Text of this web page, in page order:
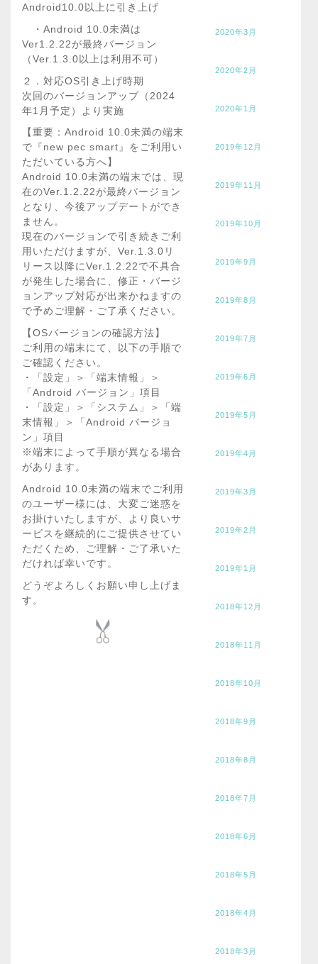
Android10.0以上に引き上げ
・Android 10.0未満は
Ver1.2.22が最終バージョン
（Ver.1.3.0以上は利用不可）
２．対応OS引き上げ時期
次回のバージョンアップ（2024
年1月予定）より実施
【重要：Android 10.0未満の端末
で『new pec smart』をご利用い
ただいている方へ】
Android 10.0未満の端末では、現
在のVer.1.2.22が最終バージョン
となり、今後アップデートができ
ません。
現在のバージョンで引き続きご利
用いただけますが、Ver.1.3.0リ
リース以降にVer.1.2.22で不具合
が発生した場合に、修正・バージ
ョンアップ対応が出来かねますの
で予めご理解・ご了承ください。
【OSバージョンの確認方法】
ご利用の端末にて、以下の手順で
ご確認ください。
・「設定」＞「端末情報」＞
「Android バージョン」項目
・「設定」＞「システム」＞「端
末情報」＞「Android バージョ
ン」項目
※端末によって手順が異なる場合
があります。
Android 10.0未満の端末でご利用
のユーザー様には、大変ご迷惑を
お掛けいたしますが、より良いサ
ービスを継続的にご提供させてい
ただくため、ご理解・ご了承いた
だければ幸いです。
どうぞよろしくお願い申し上げま
す。
2020年3月
2020年2月
2020年1月
2019年12月
2019年11月
2019年10月
2019年9月
2019年8月
2019年7月
2019年6月
2019年5月
2019年4月
2019年3月
2019年2月
2019年1月
2018年12月
2018年11月
2018年10月
2018年9月
2018年8月
2018年7月
2018年6月
2018年5月
2018年4月
2018年3月